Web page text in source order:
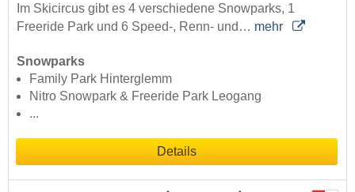
Im Skicircus gibt es 4 verschiedene Snowparks, 1
Freeride Park und 6 Speed-, Renn- und… mehr
Snowparks
Family Park Hinterglemm
Nitro Snowpark & Freeride Park Leogang
...
Details